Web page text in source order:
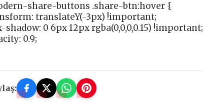
share-buttons .share-btn:hover {
translateY(-3px) !important;
shadow: 0 6px 12px rgba(0,0,0,0.15) !important;
0.9;